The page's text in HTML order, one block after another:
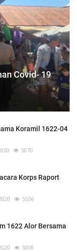
Covid- 19
Koramil 1622-04
5070
Korps Raport
5556
1622 Alor Bersama
5008